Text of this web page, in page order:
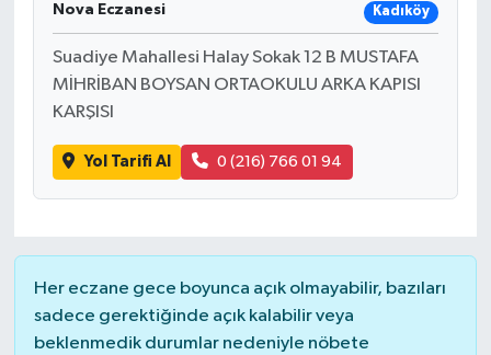
Nova Eczanesi Kadıköy
Suadiye Mahallesi Halay Sokak 12 B MUSTAFA
MİHRİBAN BOYSAN ORTAOKULU ARKA KAPISI
KARŞISI
Yol Tarifi Al 0 (216) 766 01 94
Her eczane gece boyunca açık olmayabilir, bazıları
sadece gerektiğinde açık kalabilir veya
beklenmedik durumlar nedeniyle nöbete